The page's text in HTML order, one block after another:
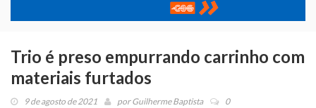
Trio é preso empurrando carrinho com
materiais furtados
9 de agosto de 2021 porGuilherme Baptista 0